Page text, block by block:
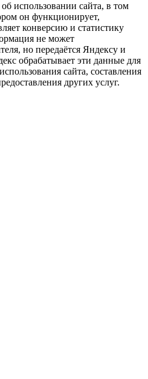
использовании сайта, в том
он функционирует,
конверсию и статистику
не может
но передаётся Яндексу и
обрабатывает эти данные для
сайта, составления
других услуг.